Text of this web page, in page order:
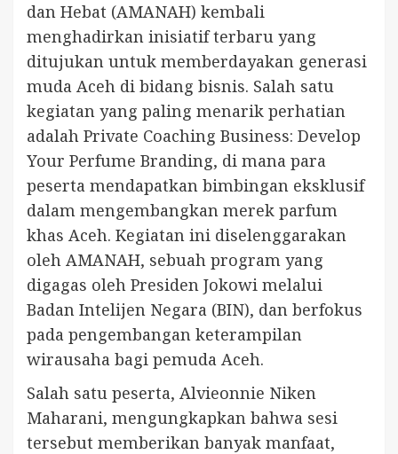
dan Hebat (AMANAH) kembali
menghadirkan inisiatif terbaru yang
ditujukan untuk memberdayakan generasi
muda Aceh di bidang bisnis. Salah satu
kegiatan yang paling menarik perhatian
adalah Private Coaching Business: Develop
Your Perfume Branding, di mana para
peserta mendapatkan bimbingan eksklusif
dalam mengembangkan merek parfum
khas Aceh. Kegiatan ini diselenggarakan
oleh AMANAH, sebuah program yang
digagas oleh Presiden Jokowi melalui
Badan Intelijen Negara (BIN), dan berfokus
pada pengembangan keterampilan
wirausaha bagi pemuda Aceh.
Salah satu peserta, Alvieonnie Niken
Maharani, mengungkapkan bahwa sesi
tersebut memberikan banyak manfaat,